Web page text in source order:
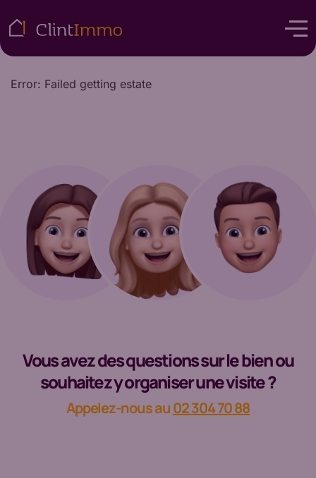
Error: Failed getting estate
Vous avez des questions sur le bien ou
souhaitez y organiser une visite ?
Appelez-nous au02 304 70 88